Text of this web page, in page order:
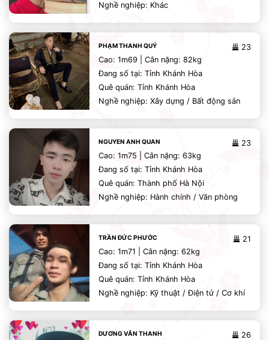
Nghề nghiệp: Khác
23
PHẠM THANH QUÝ
Cao: 1m69 | Cân nặng: 82kg
Đang số tại: Tỉnh Khánh Hòa
Quê quán: Tỉnh Khánh Hòa
Nghề nghiệp: Xây dựng / Bất động sản
23
NGUYEN ANH QUAN
Cao: 1m75 | Cân nặng: 63kg
Đang số tại: Tỉnh Khánh Hòa
Quê quán: Thành phố Hà Nội
Nghề nghiệp: Hành chính / Văn phòng
21
TRẦN ĐỨC PHƯỚC
Cao: 1m71 | Cân nặng: 62kg
Đang số tại: Tỉnh Khánh Hòa
Quê quán: Tỉnh Khánh Hòa
Nghề nghiệp: Kỹ thuật / Điện tử / Cơ khí
26
DƯƠNG VĂN THANH